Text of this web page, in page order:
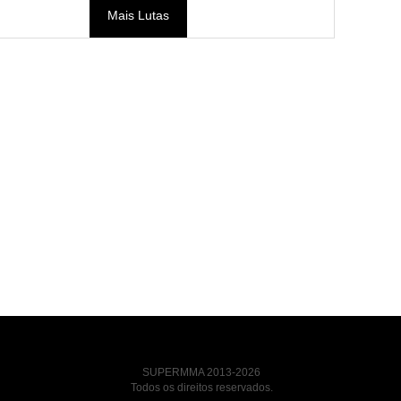
Mais Lutas
SUPERMMA 2013-2026
Todos os direitos reservados.